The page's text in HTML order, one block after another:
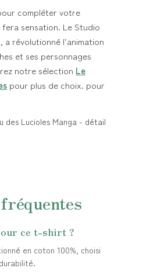
compléter votre
sensation. Le Studio
a révolutionné l’animation
et ses personnages
notre sélection Le
pour plus de choix. pour
ce t-shirt ?
en coton 100%, choisi